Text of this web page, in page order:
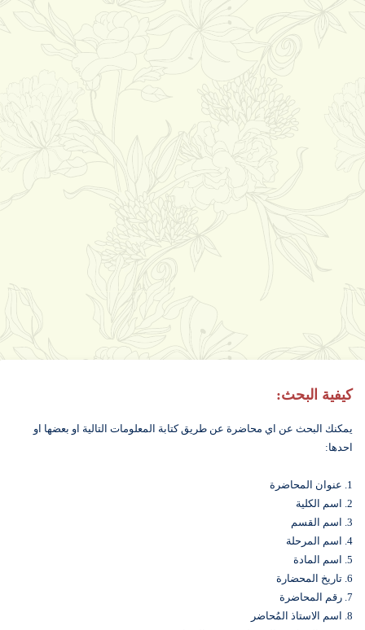
كيفية البحث:
يمكنك البحث عن اي محاضرة عن طريق كتابة المعلومات التالية او بعضها او
احدها:
1. عنوان المحاضرة
2. اسم الكلية
3. اسم القسم
4. اسم المرحلة
5. اسم المادة
6. تاريخ المحضارة
7. رقم المحاضرة
8. اسم الاستاذ المُحاضر